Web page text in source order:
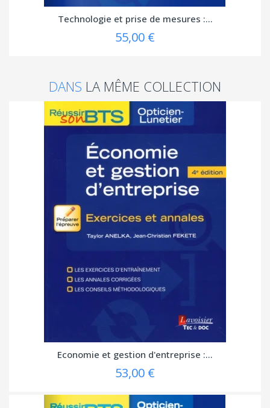
Technologie et prise de mesures :...
55,00 €
DANS LA MÊME COLLECTION
Economie et gestion d'entreprise :...
53,00 €